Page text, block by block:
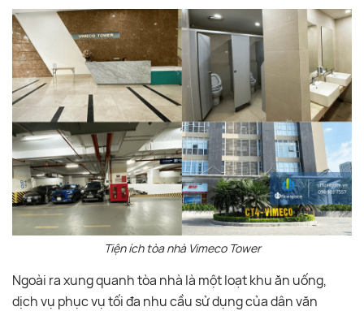
Tiện ích tòa nhà Vimeco Tower
Ngoài ra xung quanh tòa nhà là một loạt khu ăn uống,
dịch vụ phục vụ tối đa nhu cầu sử dụng của dân văn